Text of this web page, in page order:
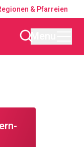
& Pfarreien